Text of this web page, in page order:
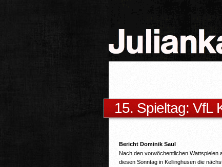
15. Spieltag: VfL
Bericht Dominik Saul
Nach den vorwöchentlichen Wattspielen
diesen Sonntag in Kellinghusen die